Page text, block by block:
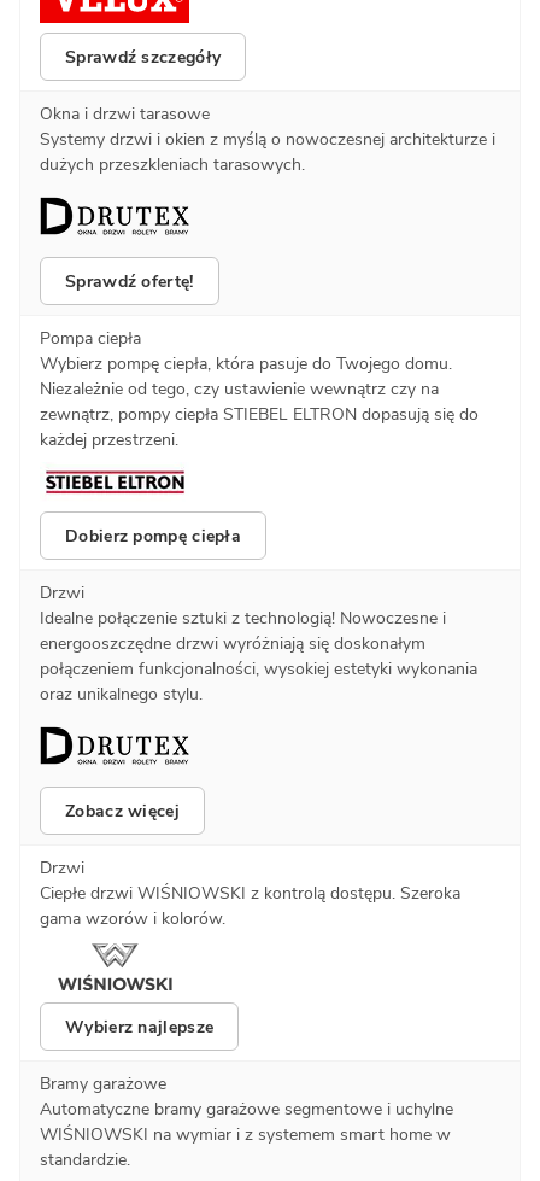
Sprawdź szczegóły
Okna i drzwi tarasowe
Systemy drzwi i okien z myślą o nowoczesnej architekturze i
dużych przeszkleniach tarasowych.
Sprawdź ofertę!
Pompa ciepła
Wybierz pompę ciepła, która pasuje do Twojego domu.
Niezależnie od tego, czy ustawienie wewnątrz czy na
zewnątrz, pompy ciepła STIEBEL ELTRON dopasują się do
każdej przestrzeni.
Dobierz pompę ciepła
Drzwi
Idealne połączenie sztuki z technologią! Nowoczesne i
energooszczędne drzwi wyróżniają się doskonałym
połączeniem funkcjonalności, wysokiej estetyki wykonania
oraz unikalnego stylu.
Zobacz więcej
Drzwi
Ciepłe drzwi WIŚNIOWSKI z kontrolą dostępu. Szeroka
gama wzorów i kolorów.
Wybierz najlepsze
Bramy garażowe
Automatyczne bramy garażowe segmentowe i uchylne
WIŚNIOWSKI na wymiar i z systemem smart home w
standardzie.